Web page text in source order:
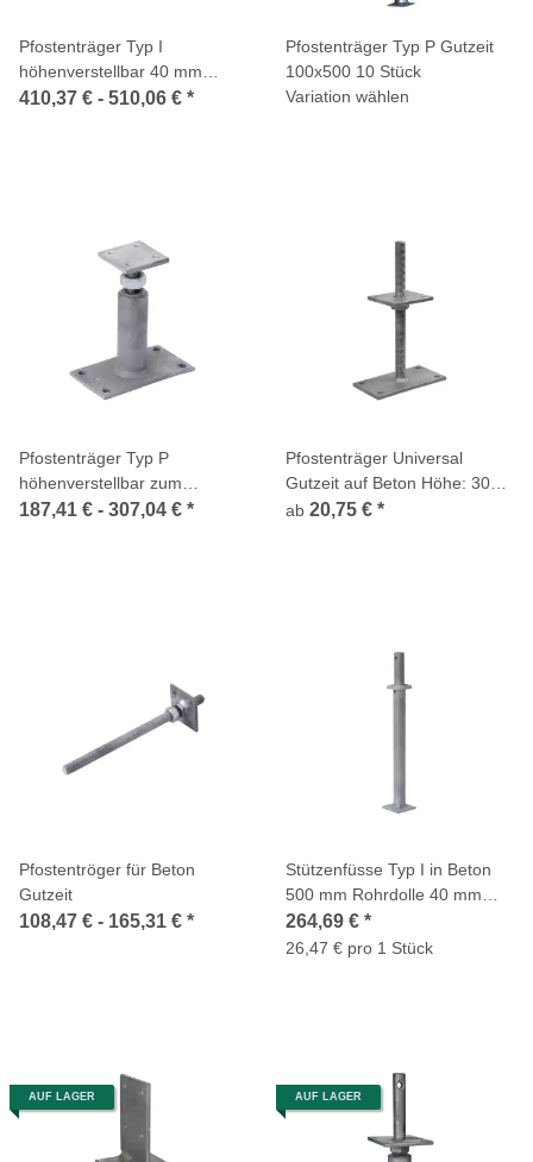
Pfostenträger Typ I
höhenverstellbar 40 mm
Zapfen Gutzeit
410,37 € - 510,06 € *
Pfostenträger Typ P Gutzeit
100x500 10 Stück
Variation wählen
Pfostenträger Typ P
höhenverstellbar zum
aufdübeln Gutzeit
187,41 € - 307,04 € *
Pfostenträger Universal
Gutzeit auf Beton Höhe: 300
Zink Nickel
ab 20,75 € *
Pfostentröger für Beton
Gutzeit
108,47 € - 165,31 € *
Stützenfüsse Typ I in Beton
500 mm Rohrdolle 40 mm
Zapfen 10 Stück
264,69 € *
26,47 € pro 1 Stück
AUF LAGER AUF LAGER